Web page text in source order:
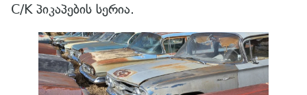
C/K პიკაპების სერია.